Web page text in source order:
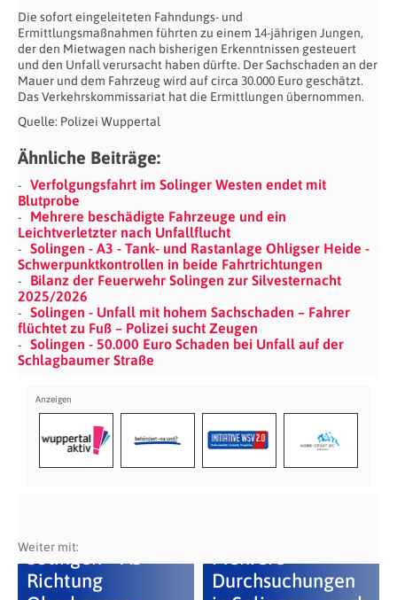
Die sofort eingeleiteten Fahndungs- und
Ermittlungsmaßnahmen führten zu einem 14-jährigen Jungen,
der den Mietwagen nach bisherigen Erkenntnissen gesteuert
und den Unfall verursacht haben dürfte. Der Sachschaden an der
Mauer und dem Fahrzeug wird auf circa 30.000 Euro geschätzt.
Das Verkehrskommissariat hat die Ermittlungen übernommen.
Quelle: Polizei Wuppertal
Ähnliche Beiträge:
Verfolgungsfahrt im Solinger Westen endet mit
Blutprobe
Mehrere beschädigte Fahrzeuge und ein
Leichtverletzter nach Unfallflucht
Solingen - A3 - Tank- und Rastanlage Ohligser Heide -
Schwerpunktkontrollen in beide Fahrtrichtungen
Bilanz der Feuerwehr Solingen zur Silvesternacht
2025/2026
Solingen - Unfall mit hohem Sachschaden – Fahrer
flüchtet zu Fuß – Polizei sucht Zeugen
Solingen - 50.000 Euro Schaden bei Unfall auf der
Schlagbaumer Straße
Weiter mit:
Solingen – A3
Richtung
Durchsuchungen